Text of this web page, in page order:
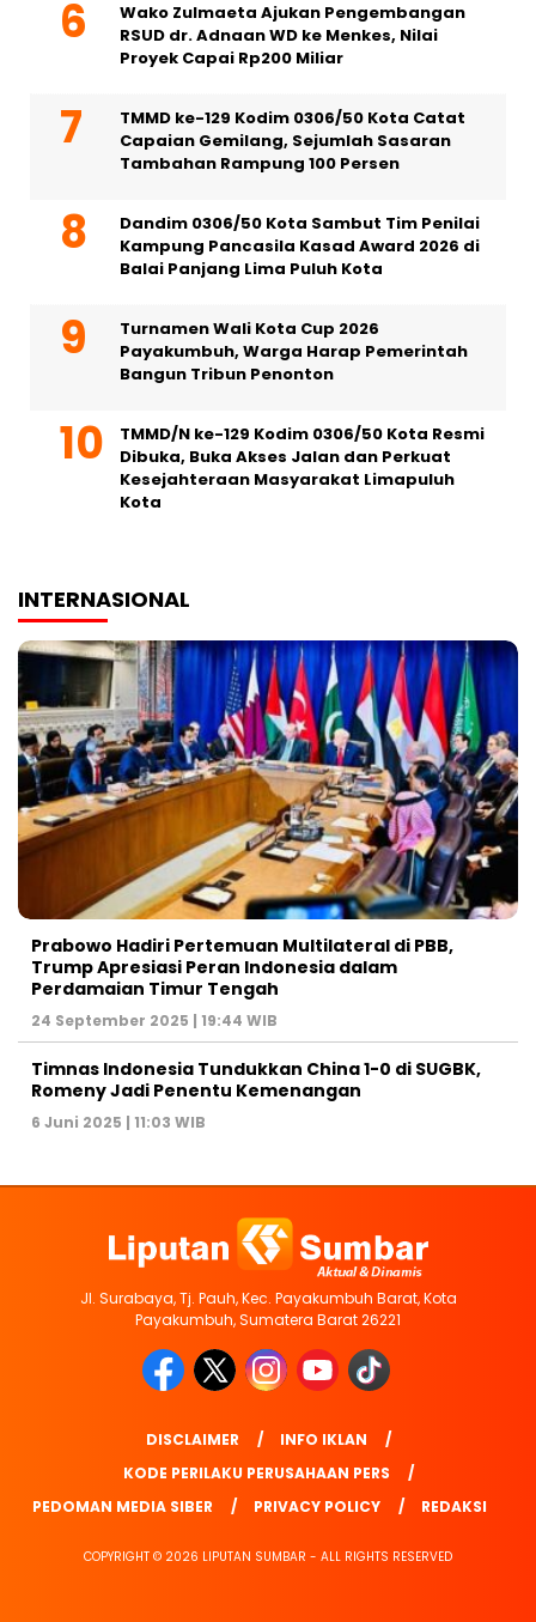
Wako Zulmaeta Ajukan Pengembangan
RSUD dr. Adnaan WD ke Menkes, Nilai
Proyek Capai Rp200 Miliar
TMMD ke-129 Kodim 0306/50 Kota Catat
Capaian Gemilang, Sejumlah Sasaran
Tambahan Rampung 100 Persen
Dandim 0306/50 Kota Sambut Tim Penilai
Kampung Pancasila Kasad Award 2026 di
Balai Panjang Lima Puluh Kota
Turnamen Wali Kota Cup 2026
Payakumbuh, Warga Harap Pemerintah
Bangun Tribun Penonton
TMMD/N ke-129 Kodim 0306/50 Kota Resmi
Dibuka, Buka Akses Jalan dan Perkuat
Kesejahteraan Masyarakat Limapuluh
Kota
INTERNASIONAL
Prabowo Hadiri Pertemuan Multilateral di PBB,
Trump Apresiasi Peran Indonesia dalam
Perdamaian Timur Tengah
24 September 2025 | 19:44 WIB
Timnas Indonesia Tundukkan China 1-0 di SUGBK,
Romeny Jadi Penentu Kemenangan
6 Juni 2025 | 11:03 WIB
Jl. Surabaya, Tj. Pauh, Kec. Payakumbuh Barat, Kota
Payakumbuh, Sumatera Barat 26221
DISCLAIMER
INFO IKLAN
KODE PERILAKU PERUSAHAAN PERS
PEDOMAN MEDIA SIBER
PRIVACY POLICY REDAKSI
COPYRIGHT © 2026 LIPUTAN SUMBAR - ALL RIGHTS RESERVED